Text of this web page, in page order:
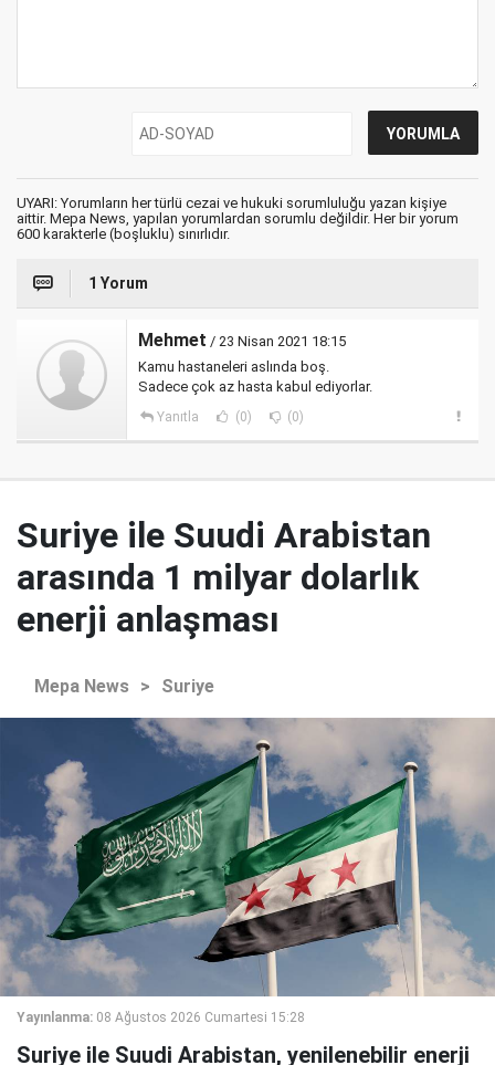
UYARI: Yorumların her türlü cezai ve hukuki sorumluluğu yazan kişiye
aittir. Mepa News, yapılan yorumlardan sorumlu değildir. Her bir yorum
600 karakterle (boşluklu) sınırlıdır.
1 Yorum
Mehmet / 23 Nisan 2021 18:15
Kamu hastaneleri aslında boş.
Sadece çok az hasta kabul ediyorlar.
Yanıtla (0) (0)
Suriye ile Suudi Arabistan
arasında 1 milyar dolarlık
enerji anlaşması
Mepa News > Suriye
Yayınlanma: 08 Ağustos 2026 Cumartesi 15:28
Suriye ile Suudi Arabistan, yenilenebilir enerji